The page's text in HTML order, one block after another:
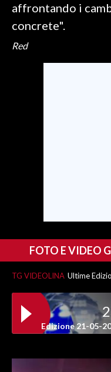
SPIAGGE
STORE
affrontando i
concrete".
Red
FOTO E VIDEO
TG VIDEOLINA Ultime
Edizione 21-05-